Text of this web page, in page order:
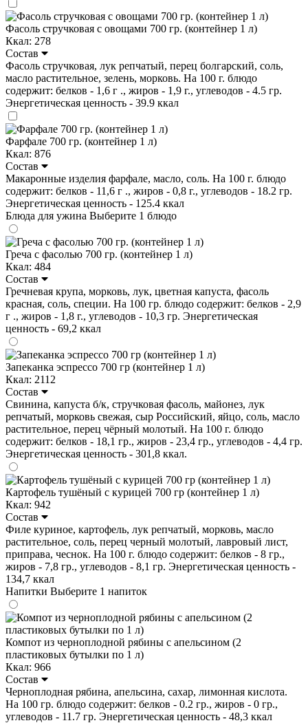
Фасоль стручковая с овощами 700 гр. (контейнер 1 л)
Ккал: 278
Состав
Фасоль стручковая, лук репчатый, перец болгарский, соль,
масло растительное, зелень, морковь. На 100 г. блюдо
содержит: белков - 1,6 г ., жиров - 1,9 г., углеводов - 4.5 гр.
Энергетическая ценность - 39.9 ккал
Фарфале 700 гр. (контейнер 1 л)
Ккал: 876
Состав
Макаронные изделия фарфале, масло, соль. На 100 г. блюдо
содержит: белков - 11,6 г ., жиров - 0,8 г., углеводов - 18.2 гр.
Энергетическая ценность - 125.4 ккал
Блюда для ужина Выберите 1 блюдо
Греча с фасолью 700 гр. (контейнер 1 л)
Ккал: 484
Состав
Гречневая крупа, морковь, лук, цветная капуста, фасоль
красная, соль, специи. На 100 гр. блюдо содержит: белков - 2,9
г ., жиров - 1,8 г., углеводов - 10,3 гр. Энергетическая
ценность - 69,2 ккал
Запеканка эспрессо 700 гр (контейнер 1 л)
Ккал: 2112
Состав
Свинина, капуста б/к, стручковая фасоль, майонез, лук
репчатый, морковь свежая, сыр Российский, яйцо, соль, масло
растительное, перец чёрный молотый. На 100 г. блюдо
содержит: белков - 18,1 гр., жиров - 23,4 гр., углеводов - 4,4 гр.
Энергетическая ценность - 301,8 ккал.
Картофель тушёный с курицей 700 гр (контейнер 1 л)
Ккал: 942
Состав
Филе куриное, картофель, лук репчатый, морковь, масло
растительное, соль, перец черный молотый, лавровый лист,
приправа, чеснок. На 100 г. блюдо содержит: белков - 8 гр.,
жиров - 7,8 гр., углеводов - 8,1 гр. Энергетическая ценность -
134,7 ккал
Напитки Выберите 1 напиток
Компот из черноплодной рябины с апельсином (2
пластиковых бутылки по 1 л)
Ккал: 966
Состав
Черноплодная рябина, апельсина, сахар, лимонная кислота.
На 100 гр. блюдо содержит: белков - 0.2 гр., жиров - 0 гр.,
углеводов - 11.7 гр. Энергетическая ценность - 48,3 ккал